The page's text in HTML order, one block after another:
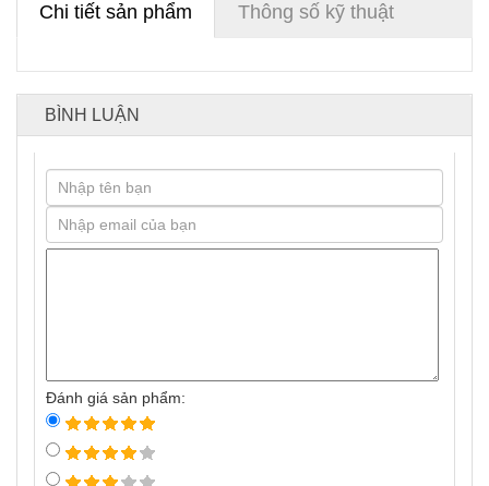
Chi tiết sản phẩm Thông số kỹ thuật
BÌNH LUẬN
Đánh giá sản phẩm: